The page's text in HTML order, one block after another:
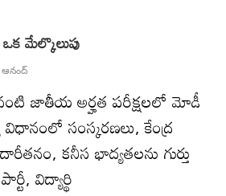
మేల్కొలుపు
జాతీయ అర్హత పరీక్షలలో మోడీ
సంస్కరణలు, కేంద్ర
కనీస భాద్యతలను గుర్తు
విద్యార్థి